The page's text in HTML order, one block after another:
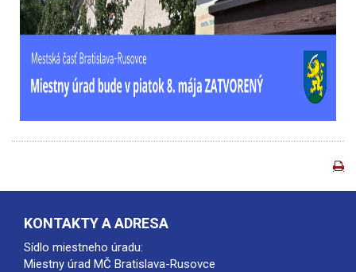
KONTAKTY A ADRESA
Sídlo miestneho úradu:
Miestny úrad MČ Bratislava-Rusovce